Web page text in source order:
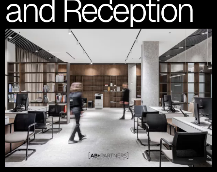
and Reception